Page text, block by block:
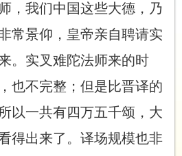
，我们中国这些大德，乃
常景仰，皇帝亲自聘请实
。实叉难陀法师来的时
也不完整；但是比晋译的
以一共有四万五千颂，大
得出来了。译场规模也非